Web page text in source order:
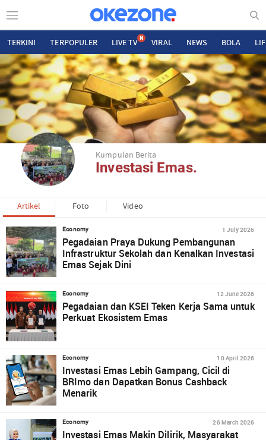
TERKINI TERPOPULER LIVE TV N VIRAL NEWS BOLA
Kumpulan Berita
Investasi Emas.
Artikel Foto Video
Economy 1 July 2026
Pegadaian Praya Dukung Pembangunan
Infrastruktur Sekolah dan Kenalkan Investasi
Emas Sejak Dini
Economy 12 June 2026
Pegadaian dan KSEI Teken Kerja Sama untuk
Perkuat Ekosistem Emas
Economy 10 April 2026
Investasi Emas Lebih Gampang, Cicil di
BRImo dan Dapatkan Bonus Cashback
Menarik
Economy 26 March 2026
Investasi Emas Makin Dilirik, Masyarakat